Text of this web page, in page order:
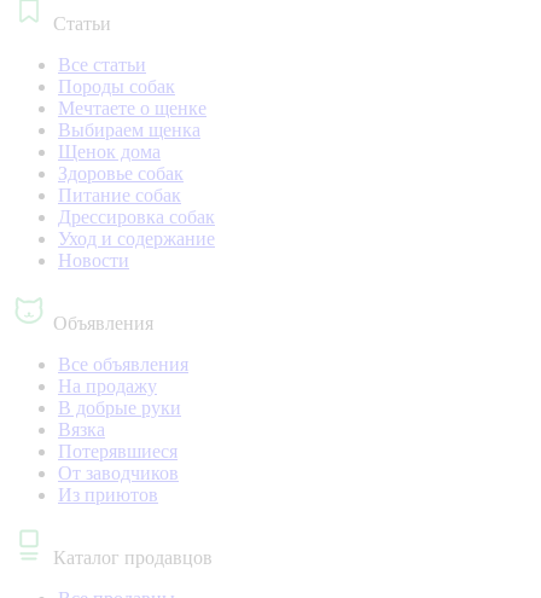
Статьи
Все статьи
Породы собак
Мечтаете о щенке
Выбираем щенка
Щенок дома
Здоровье собак
Питание собак
Дрессировка собак
Уход и содержание
Новости
Объявления
Все объявления
На продажу
В добрые руки
Вязка
Потерявшиеся
От заводчиков
Из приютов
Каталог продавцов